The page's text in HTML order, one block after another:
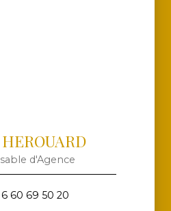
d'Agence
60 69 50 20